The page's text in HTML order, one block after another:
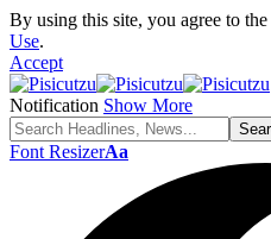
By using this site, you agree to the
Use.
Accept
Notification Show More
Font ResizerAa